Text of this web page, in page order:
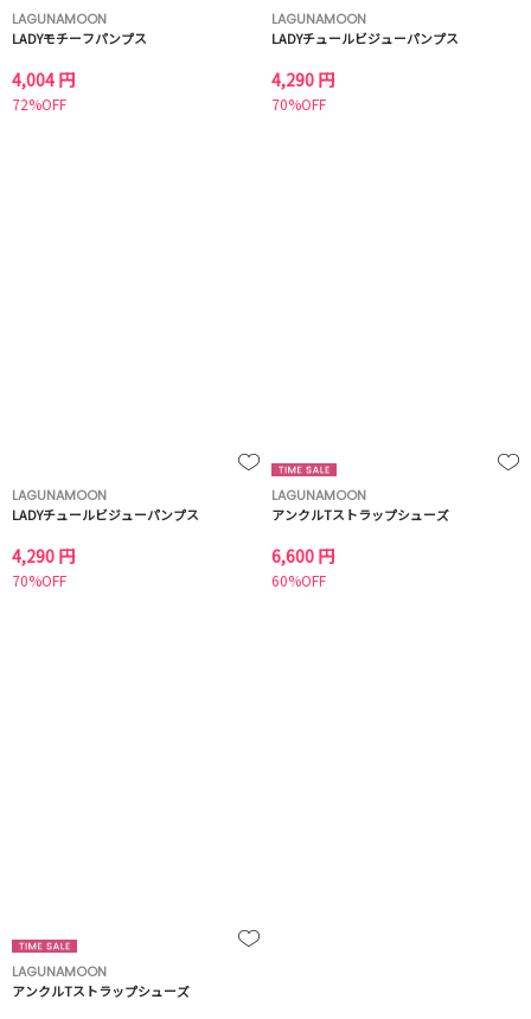
LAGUNAMOON
LADYモチーフパンプス
4,004 円
72%OFF
LAGUNAMOON
LADYチュールビジューパンプス
4,290 円
70%OFF
LAGUNAMOON
LADYチュールビジューパンプス
4,290 円
70%OFF
LAGUNAMOON
アンクルTストラップシューズ
6,600 円
60%OFF
LAGUNAMOON
アンクルTストラップシューズ